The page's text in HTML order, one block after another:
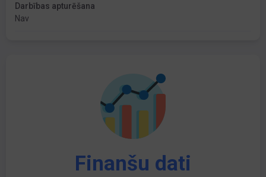
Darbības apturēšana
Nav
Finanšu dati